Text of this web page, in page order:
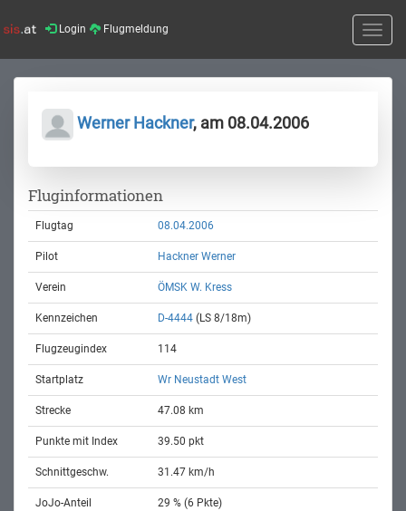
Login Flugmeldung
Toggle
Werner Hackner, am 08.04.2006
Fluginformationen
Flugtag 08.04.2006
Pilot Hackner Werner
Verein ÖMSK W. Kress
Kennzeichen D-4444 (LS 8/18m)
Flugzeugindex 114
Startplatz Wr Neustadt West
Strecke 47.08 km
Punkte mit Index 39.50 pkt
Schnittgeschw. 31.47 km/h
JoJo-Anteil 29 % (6 Pkte)